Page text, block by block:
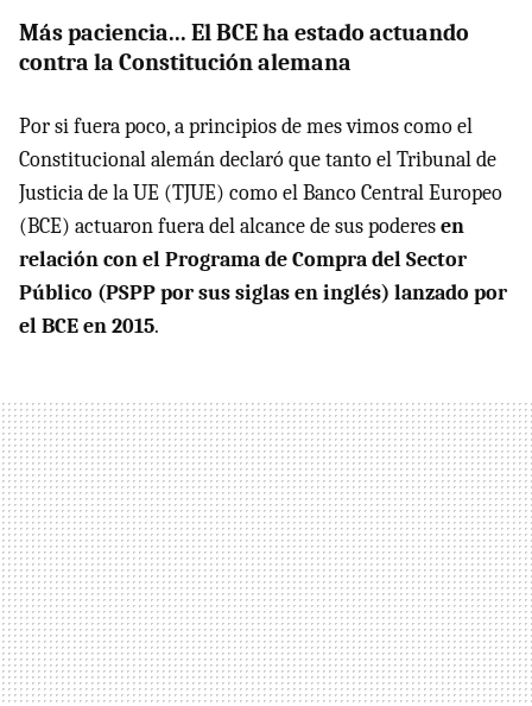
Más paciencia... El BCE ha estado actuando
contra la Constitución alemana
Por si fuera poco, a principios de mes vimos como el
Constitucional alemán declaró que tanto el Tribunal de
Justicia de la UE (TJUE) como el Banco Central Europeo
(BCE) actuaron fuera del alcance de sus poderesen
relación con el Programa de Compra del Sector
Público (PSPP por sus siglas en inglés) lanzado por
el BCE en 2015.